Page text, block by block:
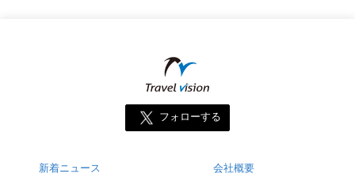
フォローする
新着ニュース
会社概要